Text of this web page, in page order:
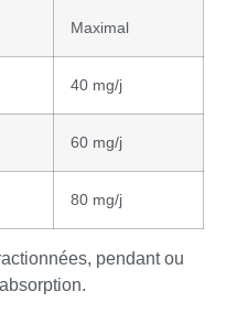
Maximal
40 mg/j
60 mg/j
80 mg/j
pendant ou